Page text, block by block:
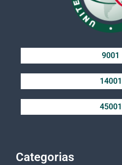
9001
14001
45001
Categorias